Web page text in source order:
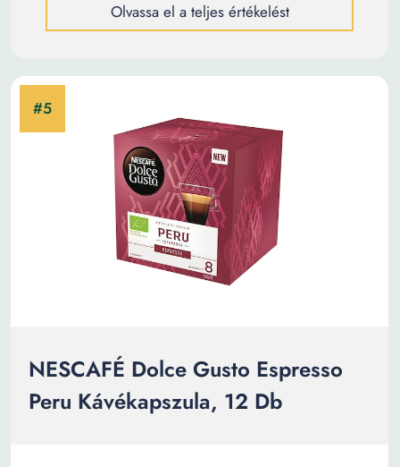
Olvassa el a teljes értékelést
NESCAFÉ Dolce Gusto Espresso
Peru Kávékapszula, 12 Db